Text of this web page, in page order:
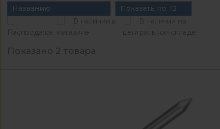
Названию Показать по: 12
Распродажа
В наличии в
магазине
В наличии на
центральном складе
Показано 2 товара